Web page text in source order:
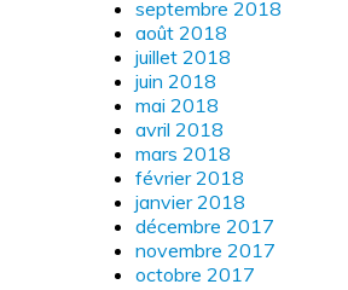
septembre 2018
août 2018
juillet 2018
juin 2018
mai 2018
avril 2018
mars 2018
février 2018
janvier 2018
décembre 2017
novembre 2017
octobre 2017